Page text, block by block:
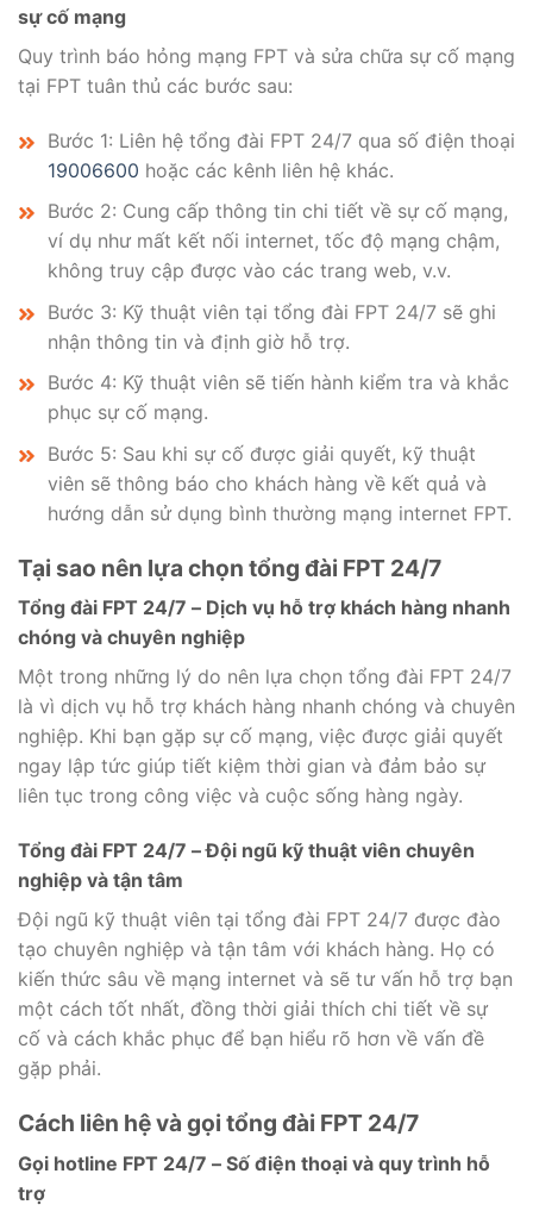
sự cố mạng
Quy trình báo hỏng mạng FPT và sửa chữa sự cố mạng
tại FPT tuân thủ các bước sau:
Bước 1: Liên hệ tổng đài FPT 24/7 qua số điện thoại
19006600 hoặc các kênh liên hệ khác.
Bước 2: Cung cấp thông tin chi tiết về sự cố mạng,
ví dụ như mất kết nối internet, tốc độ mạng chậm,
không truy cập được vào các trang web, v.v.
Bước 3: Kỹ thuật viên tại tổng đài FPT 24/7 sẽ ghi
nhận thông tin và định giờ hỗ trợ.
Bước 4: Kỹ thuật viên sẽ tiến hành kiểm tra và khắc
phục sự cố mạng.
Bước 5: Sau khi sự cố được giải quyết, kỹ thuật
viên sẽ thông báo cho khách hàng về kết quả và
hướng dẫn sử dụng bình thường mạng internet FPT.
Tại sao nên lựa chọn tổng đài FPT 24/7
Tổng đài FPT 24/7 – Dịch vụ hỗ trợ khách hàng nhanh
chóng và chuyên nghiệp
Một trong những lý do nên lựa chọn tổng đài FPT 24/7
là vì dịch vụ hỗ trợ khách hàng nhanh chóng và chuyên
nghiệp. Khi bạn gặp sự cố mạng, việc được giải quyết
ngay lập tức giúp tiết kiệm thời gian và đảm bảo sự
liên tục trong công việc và cuộc sống hàng ngày.
Tổng đài FPT 24/7 – Đội ngũ kỹ thuật viên chuyên
nghiệp và tận tâm
Đội ngũ kỹ thuật viên tại tổng đài FPT 24/7 được đào
tạo chuyên nghiệp và tận tâm với khách hàng. Họ có
kiến thức sâu về mạng internet và sẽ tư vấn hỗ trợ bạn
một cách tốt nhất, đồng thời giải thích chi tiết về sự
cố và cách khắc phục để bạn hiểu rõ hơn về vấn đề
gặp phải.
Cách liên hệ và gọi tổng đài FPT 24/7
Gọi hotline FPT 24/7 – Số điện thoại và quy trình hỗ
trợ